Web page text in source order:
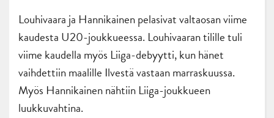
Louhivaara ja Hannikainen pelasivat valtaosan viime
kaudesta U20-joukkueessa. Louhivaaran tilille tuli
viime kaudella myös Liiga-debyytti, kun hänet
vaihdettiin maalille Ilvestä vastaan marraskuussa.
Myös Hannikainen nähtiin Liiga-joukkueen
luukkuvahtina.